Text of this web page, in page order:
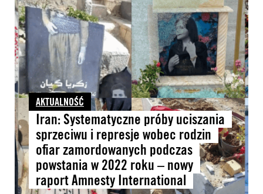
AKTUALNOŚĆ
Iran: Systematyczne próby uciszania
sprzeciwu i represje wobec rodzin
ofiar zamordowanych podczas
powstania w 2022 roku – nowy
raport Amnesty International